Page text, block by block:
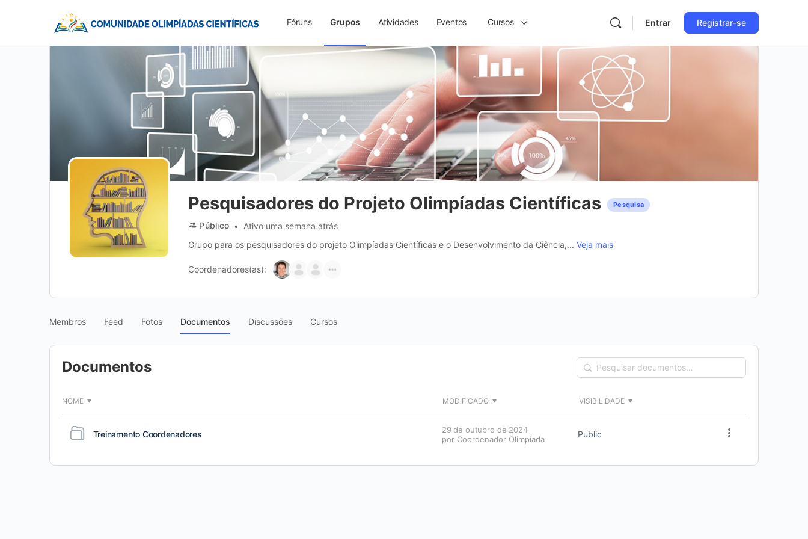
Fóruns Grupos Atividades Eventos Cursos Entrar Registrar-se
Pesquisadores do Projeto Olimpíadas Científicas Pesquisa
Público
Ativo uma semana atrás
Grupo para os pesquisadores do projeto Olimpíadas Científicas e o Desenvolvimento da Ciência,... Veja mais
Coordenadores(as):
Membros Feed Fotos Documentos Discussões Cursos
Documentos
Pesquisar
NOME MODIFICADO VISIBILIDADE
Treinamento Coordenadores
29 de outubro de 2024
por Coordenador Olimpíada
Public